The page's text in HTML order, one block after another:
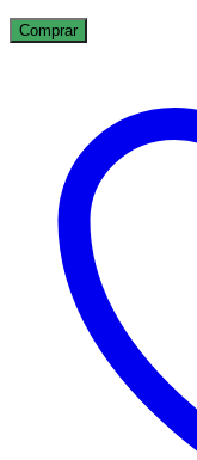
Comprar